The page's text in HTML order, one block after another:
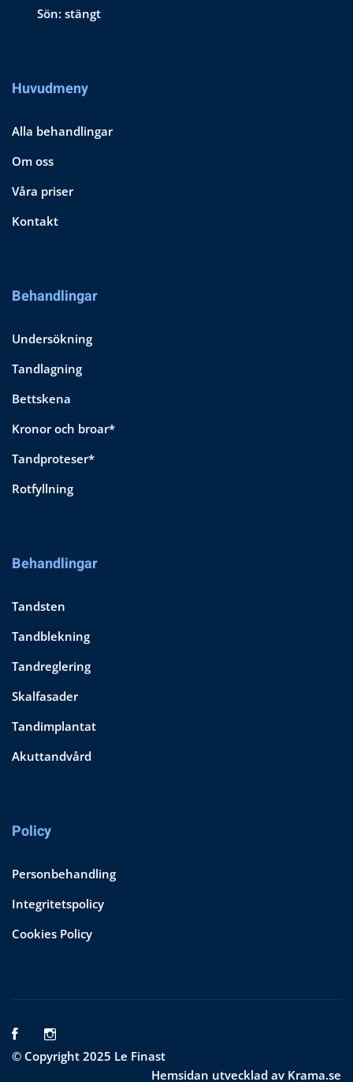
Sön: stängt
Huvudmeny
Alla behandlingar
Om oss
Våra priser
Kontakt
Behandlingar
Undersökning
Tandlagning
Bettskena
Kronor och broar*
Tandproteser*
Rotfyllning
Behandlingar
Tandsten
Tandblekning
Tandreglering
Skalfasader
Tandimplantat
Akuttandvård
Policy
Personbehandling
Integritetspolicy
Cookies Policy
© Copyright 2025 Le Finast
Hemsidan utvecklad av Krama.se